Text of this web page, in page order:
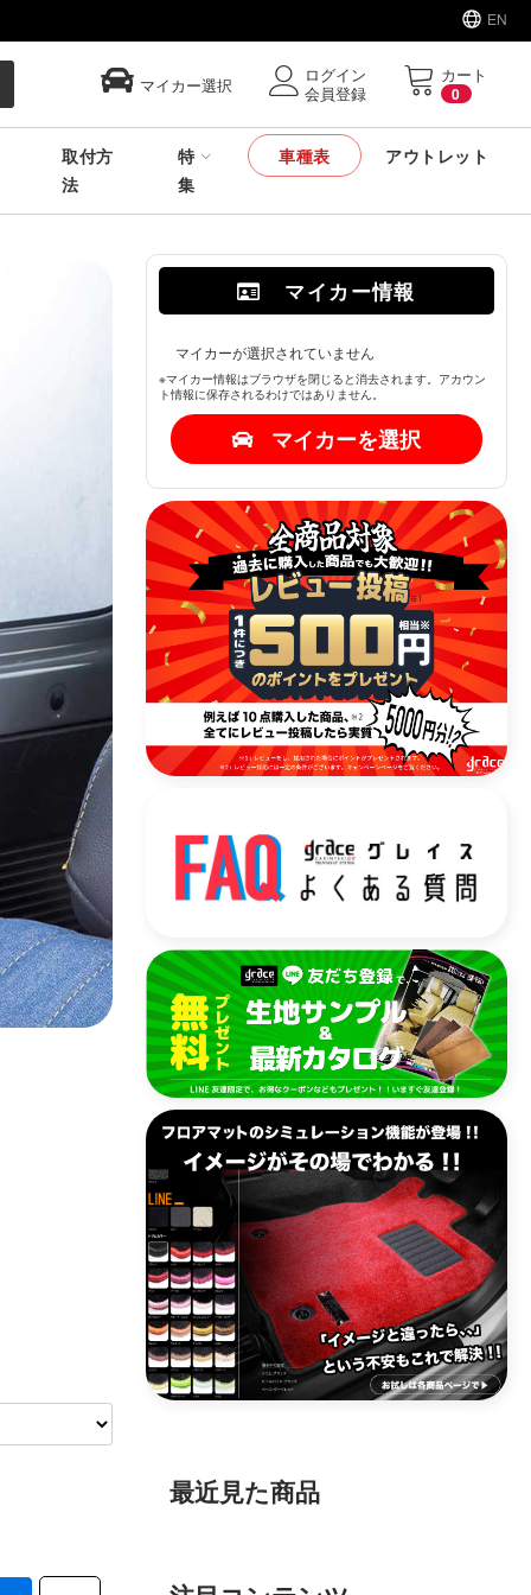
EN
カート
0
ログイン
会員登録
マイカー選択
取付方
法
特
集
車種表 アウトレット
マイカー情報
マイカーが選択されていません
※マイカー情報はブラウザを閉じると消去されます。アカウン
ト情報に保存されるわけではありません。
マイカーを選択
最近見た商品